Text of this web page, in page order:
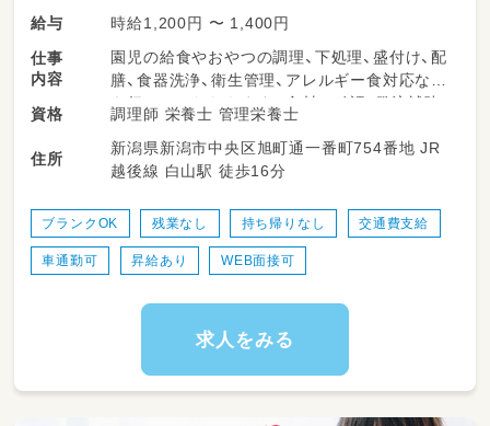
給与
時給1,200円 〜 1,400円
仕事
内容
園児の給食やおやつの調理、下処理、盛付け、配
膳、食器洗浄、衛生管理、アレルギー食対応など
を行っていただきます。食材の確認・発注補助
なども一部お任せします。栄養面だけでなく、
衛生・安全面にも配慮しながら、子どもたちの食
事時間を支えます。勤務時間や日数は相談可能
＜スケジュール例＞
・08:00～朝おやつとお昼ご飯の調理
・11:00～お昼ご飯の提供、片付け
・12:00～休憩(※1日通し勤務の場合)
・14:00～おやつ提供
資格 調理師 栄養士 管理栄養士
住所
新潟県新潟市中央区旭町通一番町754番地 JR
越後線 白山駅 徒歩16分
ブランクOK 残業なし 持ち帰りなし 交通費支給
車通勤可 昇給あり WEB面接可
求人をみる